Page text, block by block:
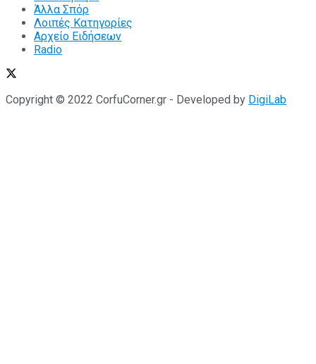
Άλλα Σπόρ
Λοιπές Κατηγορίες
Αρχείο Ειδήσεων
Radio
Copyright © 2022 CorfuCorner.gr - Developed by DigiLab